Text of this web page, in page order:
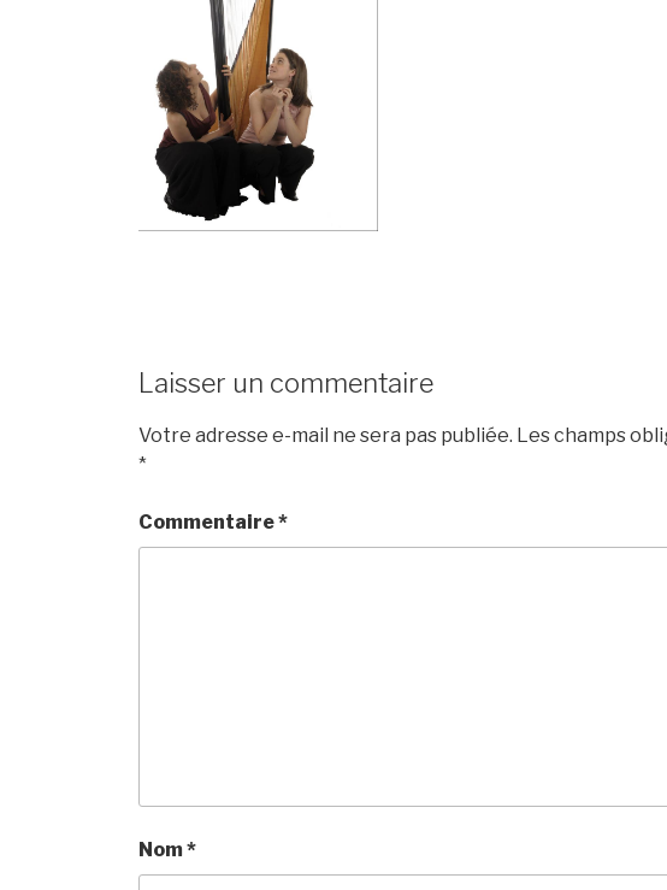
Laisser un commentaire
Votre adresse e-mail ne sera pas publiée. Les champs
*
Commentaire*
Nom*